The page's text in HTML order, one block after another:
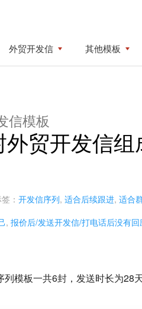
外贸开发信 其他模板
信模板
贸开发信
： 开发信序列, 适合后续跟进, 适合
, 报价后/发送开发信/打电话后没有回
模板一共6封，发送时长为28天